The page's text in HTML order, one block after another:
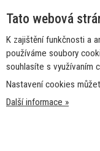
Tato webová
K zajištění funkčnosti a
používáme soubory
souhlasíte s využívaním
Nastavení cookies
Další informace »